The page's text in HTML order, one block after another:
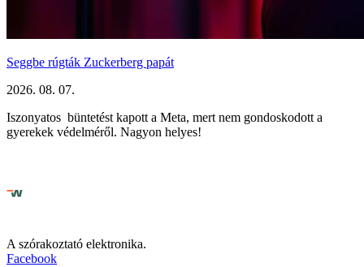
Seggbe rúgták Zuckerberg papát
2026. 08. 07.
Iszonyatos büntetést kapott a Meta, mert nem gondoskodott a
gyerekek védelméről. Nagyon helyes!
A szórakoztató elektronika.
Facebook